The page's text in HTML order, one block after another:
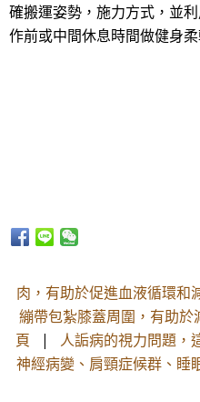
確搬運姿勢，施力方式，並
作前或中間休息時間做健身柔
肉，有助於促進血液循環和
繃帶包紮膝蓋周圍，有助於
頁 | 人詬病的視力問題，
神經病變、肩頸症候群、睡